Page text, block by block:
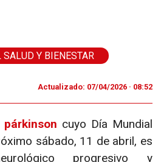
Y BIENESTAR
Actualizado: 07/04/2026 · 08:52
cuyo Día Mundial
sábado, 11 de abril, es
progresivo y